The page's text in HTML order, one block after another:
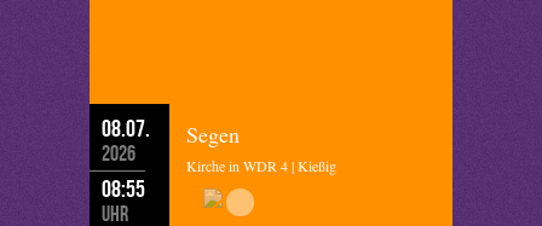
08.07.
2026
08:55
Uhr
Segen
Kirche in WDR 4 | Kießig